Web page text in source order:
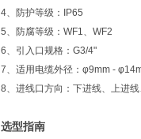
4、防护等级：IP65
5、防腐等级：WF1、WF2
6、引入口规格：G3/4"
7、适用电缆外径：φ9mm -
8、进线口方向：下进线、上进
选型指南